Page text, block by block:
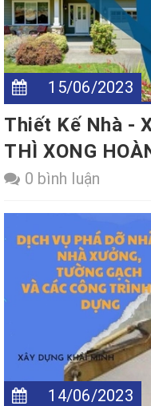
15/06/2023
Thiết Kế Nhà -
THÌ XONG
0 bình luận
14/06/2023